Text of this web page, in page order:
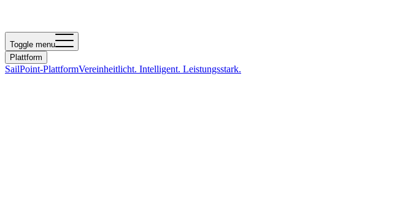
Toggle menu
Plattform
SailPoint-PlattformVereinheitlicht. Intelligent. Leistungsstark.